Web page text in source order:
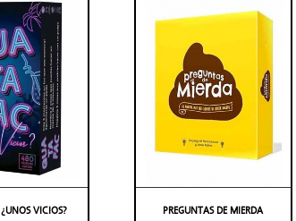
VICIOS? PREGUNTAS DE MIERDA